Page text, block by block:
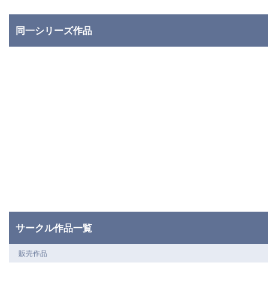
同一シリーズ作品
サークル作品一覧
販売作品